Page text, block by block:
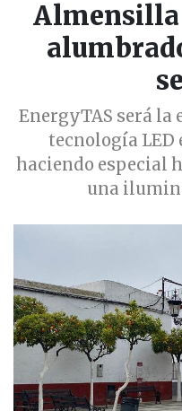
Almensilla
EnergyTAS será la
tecnología
haciendo especial
una